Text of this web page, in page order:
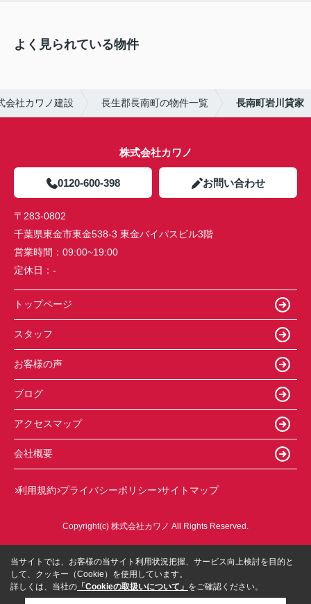
よく見られている物件
会社カワノ建設 長生郡長南町の物件一覧 長南町岩川貸家
株式会社カワノ
0120-600-398 お問い合わせ
〒283-0802
千葉県東金市東金538-3 東金バイパスビル3階
営業時間： 09:00~19:00
定休日： -
トップページ
スタッフ
お客様の声
ブログ
アクセスマップ
会社概要
利用規約 プライバシーポリシー サイトマップ
Copyright(c) 株式会社カワノ All Rights Reserved.
当サイトでは、お客様の当サイト利用状況把握、サービス向上検討を目的と
して、クッキー（Cookie）を使用しています。
詳しくは、当社の 「Cookieの取扱いについて」 をご確認ください。